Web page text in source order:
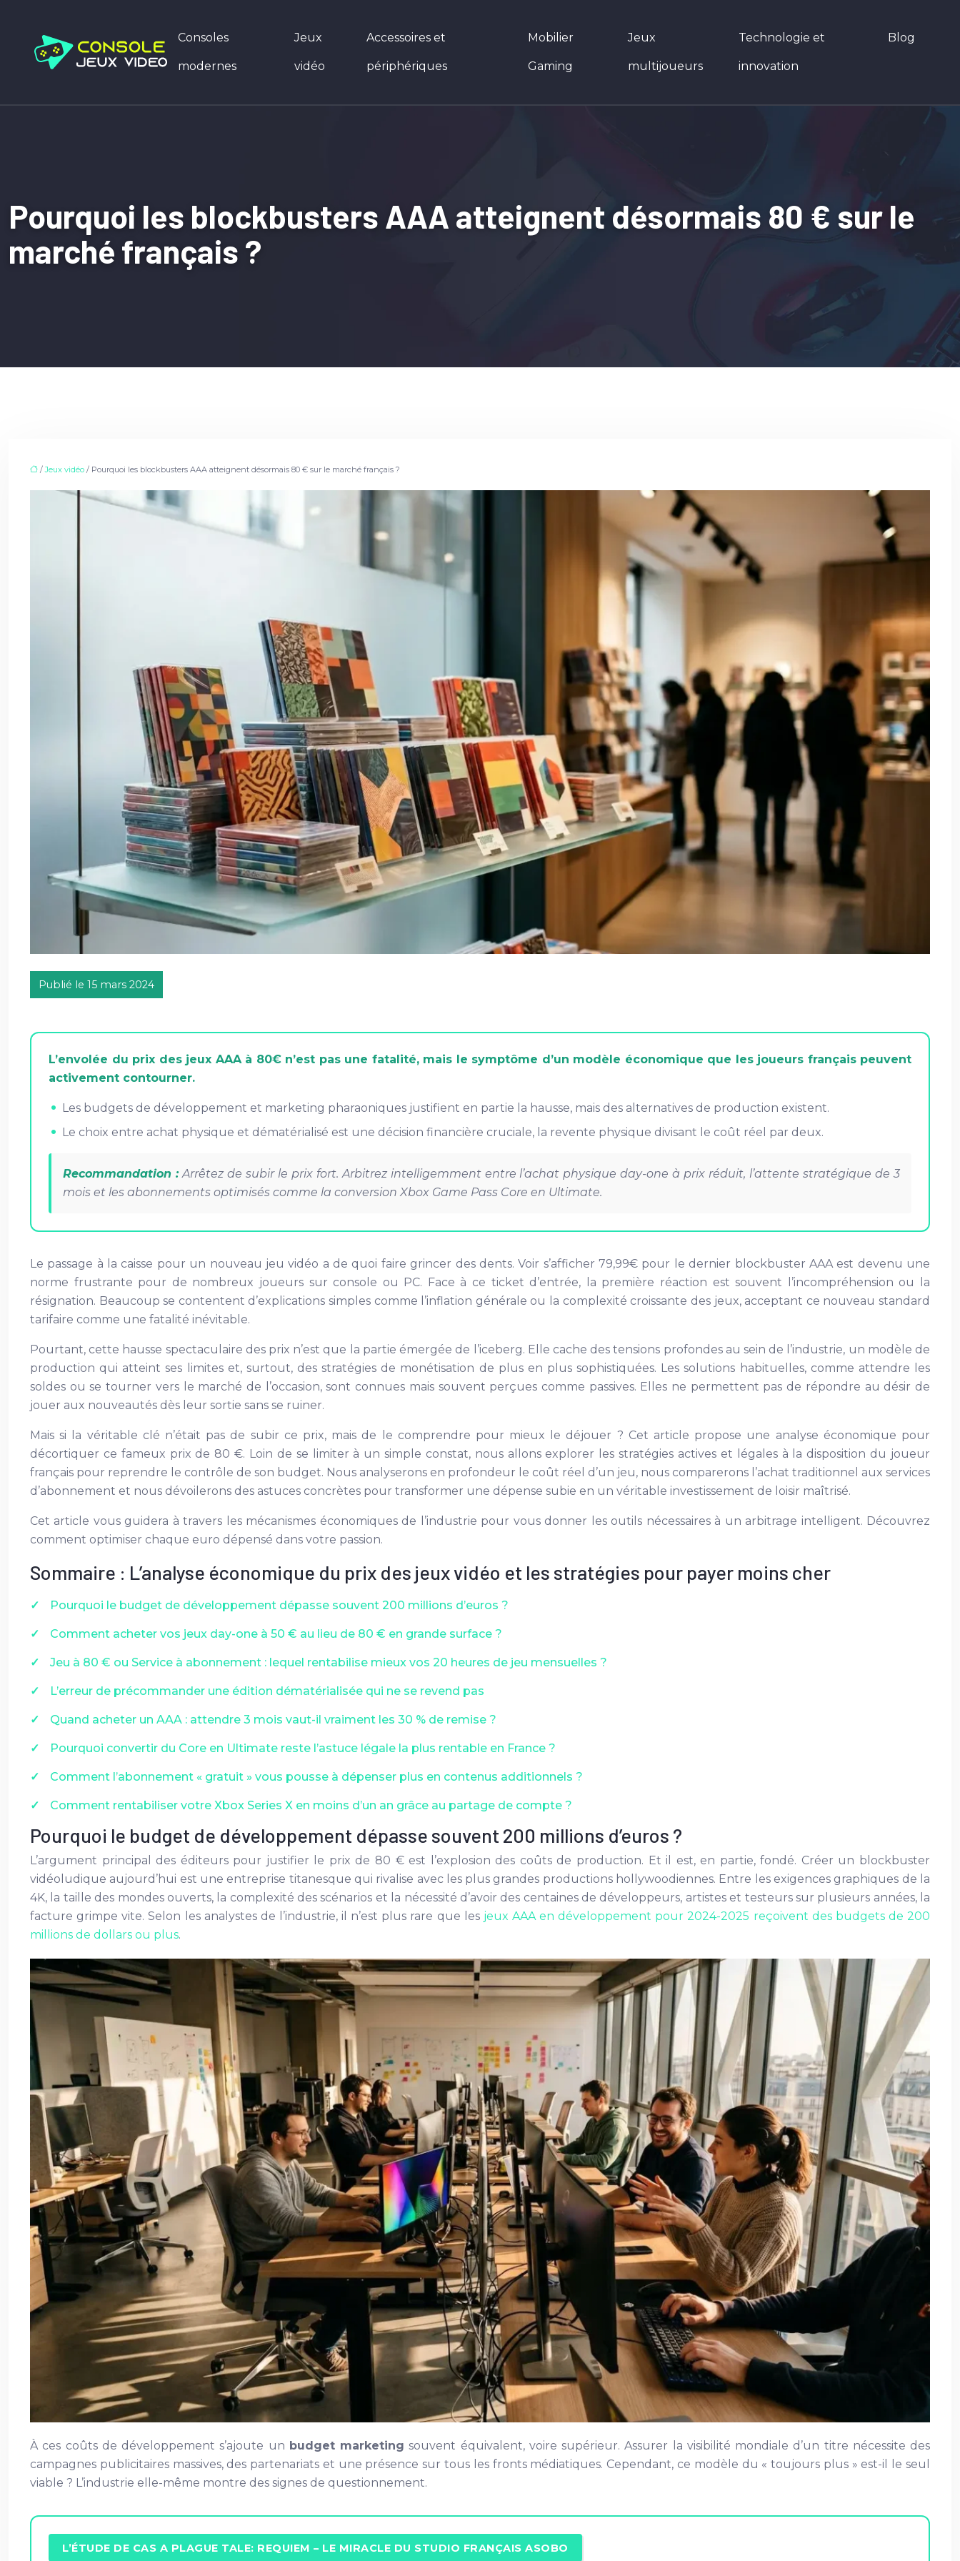
Consoles
modernes
Jeux
vidéo
Accessoires et
périphériques
Mobilier
Gaming
Jeux
multijoueurs
Technologie et
innovation
Blog
Pourquoi les blockbusters AAA atteignent désormais 80 € sur le
marché français ?
/Jeux vidéo / Pourquoi les blockbusters AAA atteignent désormais 80 € sur le marché français ?
Publié le 15 mars 2024
L’envolée du prix des jeux AAA à 80€ n’est pas une fatalité, mais le symptôme d’un modèle économique que les joueurs français peuvent
activement contourner.
Les budgets de développement et marketing pharaoniques justifient en partie la hausse, mais des alternatives de production existent.
Le choix entre achat physique et dématérialisé est une décision financière cruciale, la revente physique divisant le coût réel par deux.
Recommandation :Arrêtez de subir le prix fort. Arbitrez intelligemment entre l’achat physique day-one à prix réduit, l’attente stratégique de 3
mois et les abonnements optimisés comme la conversion Xbox Game Pass Core en Ultimate.
Le passage à la caisse pour un nouveau jeu vidéo a de quoi faire grincer des dents. Voir s’afficher 79,99€ pour le dernier blockbuster AAA est devenu une
norme frustrante pour de nombreux joueurs sur console ou PC. Face à ce ticket d’entrée, la première réaction est souvent l’incompréhension ou la
résignation. Beaucoup se contentent d’explications simples comme l’inflation générale ou la complexité croissante des jeux, acceptant ce nouveau standard
tarifaire comme une fatalité inévitable.
Pourtant, cette hausse spectaculaire des prix n’est que la partie émergée de l’iceberg. Elle cache des tensions profondes au sein de l’industrie, un modèle de
production qui atteint ses limites et, surtout, des stratégies de monétisation de plus en plus sophistiquées. Les solutions habituelles, comme attendre les
soldes ou se tourner vers le marché de l’occasion, sont connues mais souvent perçues comme passives. Elles ne permettent pas de répondre au désir de
jouer aux nouveautés dès leur sortie sans se ruiner.
Mais si la véritable clé n’était pas de subir ce prix, mais de le comprendre pour mieux le déjouer ? Cet article propose une analyse économique pour
décortiquer ce fameux prix de 80 €. Loin de se limiter à un simple constat, nous allons explorer les stratégies actives et légales à la disposition du joueur
français pour reprendre le contrôle de son budget. Nous analyserons en profondeur le coût réel d’un jeu, nous comparerons l’achat traditionnel aux services
d’abonnement et nous dévoilerons des astuces concrètes pour transformer une dépense subie en un véritable investissement de loisir maîtrisé.
Cet article vous guidera à travers les mécanismes économiques de l’industrie pour vous donner les outils nécessaires à un arbitrage intelligent. Découvrez
comment optimiser chaque euro dépensé dans votre passion.
Sommaire : L’analyse économique du prix des jeux vidéo et les stratégies pour payer moins cher
Pourquoi le budget de développement dépasse souvent 200 millions d’euros ?
Comment acheter vos jeux day-one à 50 € au lieu de 80 € en grande surface ?
Jeu à 80 € ou Service à abonnement : lequel rentabilise mieux vos 20 heures de jeu mensuelles ?
L’erreur de précommander une édition dématérialisée qui ne se revend pas
Quand acheter un AAA : attendre 3 mois vaut-il vraiment les 30 % de remise ?
Pourquoi convertir du Core en Ultimate reste l’astuce légale la plus rentable en France ?
Comment l’abonnement « gratuit » vous pousse à dépenser plus en contenus additionnels ?
Comment rentabiliser votre Xbox Series X en moins d’un an grâce au partage de compte ?
Pourquoi le budget de développement dépasse souvent 200 millions d’euros ?
L’argument principal des éditeurs pour justifier le prix de 80 € est l’explosion des coûts de production. Et il est, en partie, fondé. Créer un blockbuster
vidéoludique aujourd’hui est une entreprise titanesque qui rivalise avec les plus grandes productions hollywoodiennes. Entre les exigences graphiques de la
4K, la taille des mondes ouverts, la complexité des scénarios et la nécessité d’avoir des centaines de développeurs, artistes et testeurs sur plusieurs années, la
facture grimpe vite. Selon les analystes de l’industrie, il n’est plus rare que les jeux AAA en développement pour 2024-2025 reçoivent des budgets de 200
millions de dollars ou plus.
À ces coûts de développement s’ajoute un budget marketing souvent équivalent, voire supérieur. Assurer la visibilité mondiale d’un titre nécessite des
campagnes publicitaires massives, des partenariats et une présence sur tous les fronts médiatiques. Cependant, ce modèle du « toujours plus » est-il le seul
viable ? L’industrie elle-même montre des signes de questionnement.
L’ÉTUDE DE CAS A PLAGUE TALE: REQUIEM – LE MIRACLE DU STUDIO FRANÇAIS ASOBO